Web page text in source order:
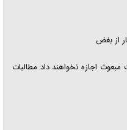
از بغض
اجازه نخواهند داد مطالبات